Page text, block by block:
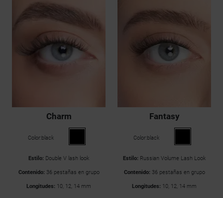
Charm
Color:black
Estilo: Double V lash look
Contenido: 36 pestañas en grupo
Longitudes: 10, 12, 14 mm
Fantasy
Color:black
Estilo: Russian Volume Lash Look
Contenido: 36 pestañas en grupo
Longitudes: 10, 12, 14 mm